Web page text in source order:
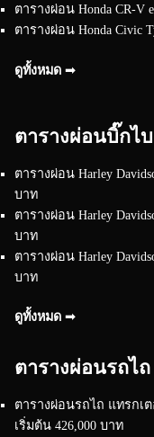
ตารางผ่อน Honda CR-V
ตารางผ่อน Honda Civic
ดูทั้งหมด ➟
ตารางผ่อนบิ๊กไ
ตารางผ่อน Harley
บาท
ตารางผ่อน Harley
บาท
ตารางผ่อน Harley
บาท
ดูทั้งหมด ➟
ตารางผ่อนรถไถ
ตารางผ่อนรถไถ แทรกเ
เริ่มต้น 426,000 บาท